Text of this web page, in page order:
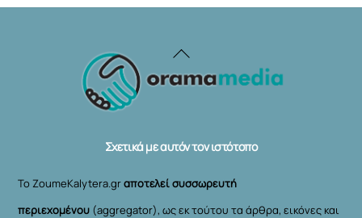
Back
To
Σχετικά με αυτόν τον ιστότοπο
Το ZoumeKalytera.grαποτελεί συσσωρευτή
περιεχομένου (aggregator), ως εκ τούτου τα άρθρα, εικόνες και